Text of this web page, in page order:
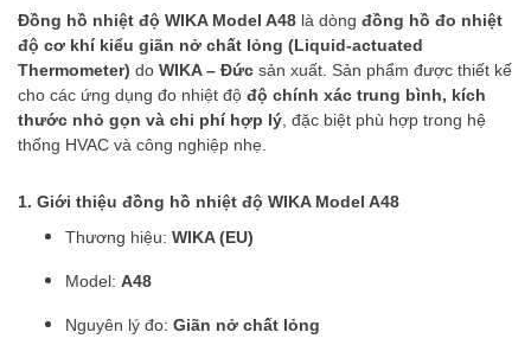
Đồng hồ nhiệt độ WIKA Model A48 là dòng đồng hồ đo nhiệt
độ cơ khí kiểu giãn nở chất lỏng (Liquid-actuated
Thermometer) do WIKA – Đức sản xuất. Sản phẩm được thiết kế
cho các ứng dụng đo nhiệt độ độ chính xác trung bình, kích
thước nhỏ gọn và chi phí hợp lý , đặc biệt phù hợp trong hệ
thống HVAC và công nghiệp nhẹ.
1. Giới thiệu đồng hồ nhiệt độ WIKA Model A48
Thương hiệu: WIKA (EU)
Model: A48
Nguyên lý đo: Giãn nở chất lỏng